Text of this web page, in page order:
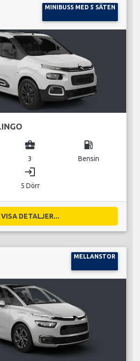
MINIBUSS MED 5 SÄTEN
business_center
3
local_gas_station
Bensin
login
5 Dörr
VISA DETALJER...
MELLANSTOR